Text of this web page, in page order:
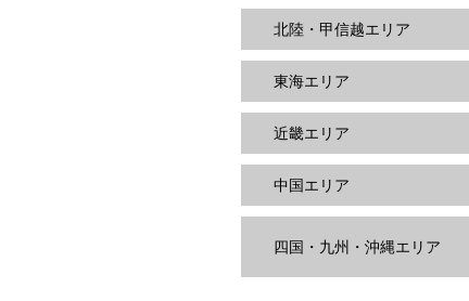
北陸・甲信越エリア
東海エリア
近畿エリア
中国エリア
四国・九州・沖縄エリア